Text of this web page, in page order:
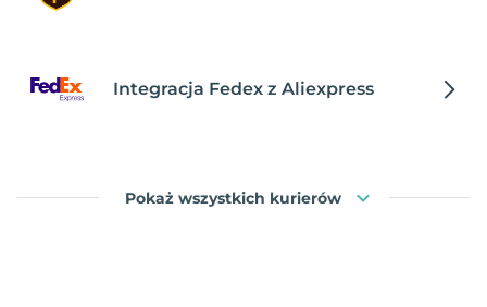
Integracja Fedex z Aliexpress
Pokaż wszystkich kurierów